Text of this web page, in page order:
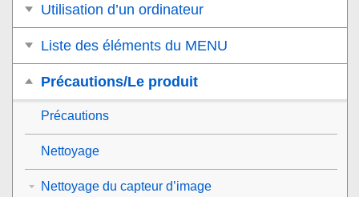
Utilisation d’un ordinateur
Liste des éléments du MENU
Précautions/Le produit
Précautions
Nettoyage
Nettoyage du capteur d’image